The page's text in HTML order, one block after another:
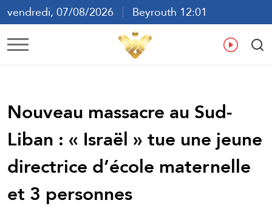
vendredi, 07/08/2026
Beyrouth 12:01
ع
Nouveau massacre au Sud-
Liban : « Israël » tue une jeune
directrice d’école maternelle
et 3 personnes